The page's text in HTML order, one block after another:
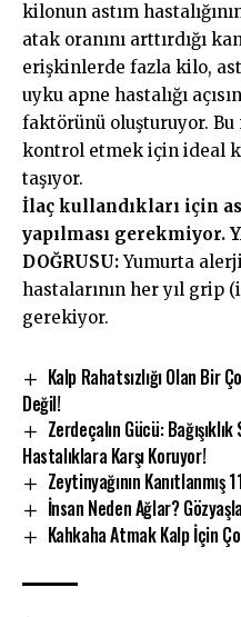
kilonun astım
atak oranını arttırdığı
erişkinlerde fazla kilo,
uyku apne hastalığı
faktörünü oluşturuyor. Bu
kontrol etmek için ideal
taşıyor.
İlaç kullandıkları için
yapılması gerekmiyor.
DOĞRUSU:Yumurta
hastalarının her yıl grip
gerekiyor.
Kalp Rahatsızlığı Olan Bir
Değil!
Zerdeçalın Gücü:
Hastalıklara Karşı Koruyor!
Zeytinyağının Kanıtlanmış
İnsan Neden Ağlar?
Kahkaha Atmak Kalp İçin